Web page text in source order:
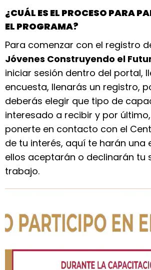
¿CUÁL ES EL PROCESO PARA
EL PROGRAMA?
Para comenzar con el registro
Jóvenes Construyendo el
iniciar sesión dentro del portal,
encuesta, llenarás un registro,
deberás elegir que tipo de
interesado a recibir y por
ponerte en contacto con el
de tu interés, aquí te harán una
ellos aceptarán o declinarán tu
trabajo.